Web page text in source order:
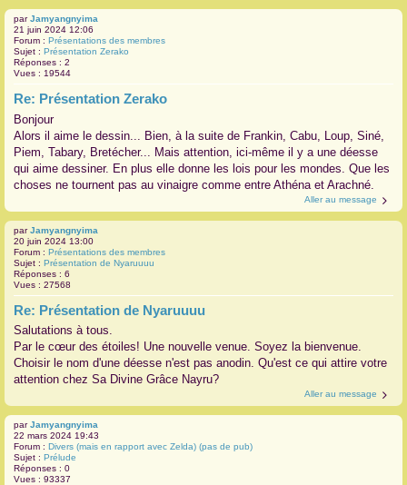
parJamyangnyima
21 juin 2024 12:06
Forum : Présentations des membres
Sujet : Présentation Zerako
Réponses : 2
Vues : 19544
Re: Présentation Zerako
Bonjour
Alors il aime le dessin... Bien, à la suite de Frankin, Cabu, Loup, Siné,
Piem, Tabary, Bretécher... Mais attention, ici-même il y a une déesse
qui aime dessiner. En plus elle donne les lois pour les mondes. Que les
choses ne tournent pas au vinaigre comme entre Athéna et Arachné.
Aller au message
parJamyangnyima
20 juin 2024 13:00
Forum : Présentations des membres
Sujet : Présentation de Nyaruuuu
Réponses : 6
Vues : 27568
Re: Présentation de Nyaruuuu
Salutations à tous.
Par le cœur des étoiles! Une nouvelle venue. Soyez la bienvenue.
Choisir le nom d'une déesse n'est pas anodin. Qu'est ce qui attire votre
attention chez Sa Divine Grâce Nayru?
Aller au message
parJamyangnyima
22 mars 2024 19:43
Forum : Divers (mais en rapport avec Zelda) (pas de pub)
Sujet : Prélude
Réponses : 0
Vues : 93337